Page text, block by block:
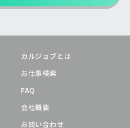
カルジョブとは
お仕事検索
FAQ
会社概要
お問い合わせ